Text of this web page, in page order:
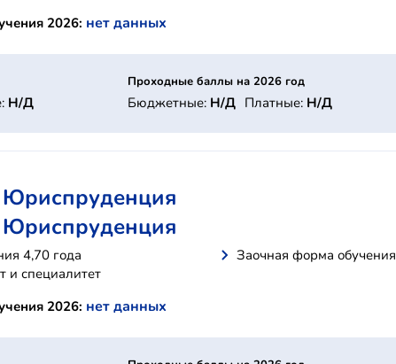
2026: нет данных
Н/Д
Проходные баллы на 2026 год
Бюджетные: Н/Д Платные: Н/Д
Юриспруденция
Юриспруденция
4,70 года
Заочная форма обучения
и специалитет
2026: нет данных